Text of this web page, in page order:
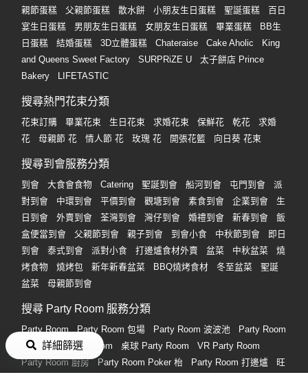
詳細篩選
親節蛋糕
父親節蛋糕 散水餅 小朋友生日蛋糕 聖誕蛋糕
百日
宴生日蛋糕
男朋友生日蛋糕 女朋友生日蛋糕 畢業蛋糕
BB生
日蛋糕
結婚蛋糕 3D立體蛋糕 Chateraise Cake Aholic
King
and Queens Sweet Factory
SURPRiZE U
太子餅店 Prince
Bakery
LIFETASTIC
搜尋熱門花束分類
花束訂購 畢業花束 生日花束 求婚花束 保鮮花 乾花
求婚
花
母親節 花 情人節 花 玫瑰 花 開張花籃 向日葵 花束
搜尋到會服務分類
到會 大食會食物 Catering 聖誕到會 船河到會 屯門到會
派
對到會
中環到會 平價到會 觀塘到會 素食到會 企業到會
生
日到會
外賣到會 荃灣到會 灣仔到會 婚禮到會 新春到會
飯
盒便當到會
父親節到會 親子到會 到會小食 中秋節到會
即日
到會
泰式到會 派對小食 打邊爐食材外賣 盆菜 中秋盆菜
燒
烤食物
燒烤包 新年新春盆菜 BBQ燒烤食材 冬至盆菜
聖誕
盆菜
母親節到會
搜尋 Party Room 服務分類
Party Room Party Room 包場 Party Room 波波池
Party Room
唱K
通宵 Party Room 桌球 Party Room
VR Party Room
Party Room 廚房
Party Room Poker 枱 Party Room 打邊爐
旺